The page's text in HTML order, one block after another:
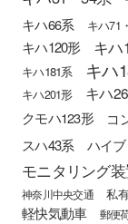
キハ66系 キハ71
キハ120形 キハ
キハ181系 キハ
キハ201形
キハ
クモハ123形
コ
スハ43系 ハイ
モニタリング
神奈川中央交通 私
軽快気動車 郵便